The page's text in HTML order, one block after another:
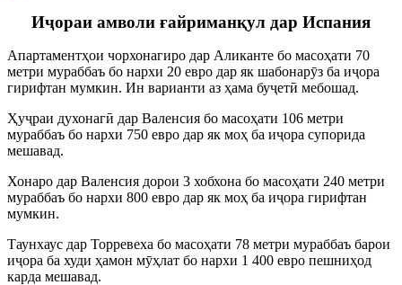
Иҷораи амволи ғайриманқул дар Испания
Апартаментҳои чорхонагиро дар Аликанте бо масоҳати 70
метри мураббаъ бо нархи 20 евро дар як шабонарӯз ба иҷора
гирифтан мумкин. Ин варианти аз ҳама буҷетӣ мебошад.
Ҳуҷраи духонагӣ дар Валенсия бо масоҳати 106 метри
мураббаъ бо нархи 750 евро дар як моҳ ба иҷора супорида
мешавад.
Хонаро дар Валенсия дорои 3 хобхона бо масоҳати 240 метри
мураббаъ бо нархи 800 евро дар як моҳ ба иҷора гирифтан
мумкин.
Таунхаус дар Торревеха бо масоҳати 78 метри мураббаъ барои
иҷора ба худи ҳамон мӯҳлат бо нархи 1 400 евро пешниҳод
карда мешавад.